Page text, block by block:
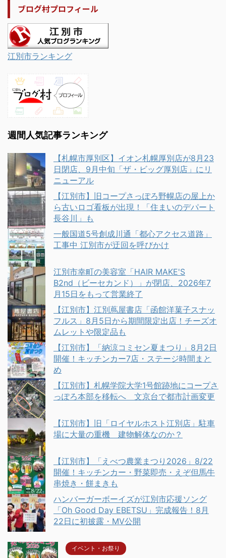
ブログ村プロフィール
江別市ランキング
週間人気記事ランキング
【札幌市厚別区】イオン札幌厚別店が8月23
日閉店、9月中旬「ザ・ビッグ厚別店」にリ
ニューアル
【江別市】旧コープさっぽろ野幌店の屋上か
ら古いロゴ看板が出現！「住まいのデパート
長谷川」も
一般国道5号創成川通「都心アクセス道路」
工事中 江別市が迂回を呼びかけ
江別市幸町の美容室「HAIR MAKE'S
B2nd（ビーセカンド）」が閉店、2026年7
月15日をもって営業終了
【江別市】江別蔦屋書店「函館洋菓子スナッ
フルス」8月5日から期間限定出店！チーズオ
ムレットや限定品も
【江別市】「納涼コミセン夏まつり」8月2日
開催！キッチンカー7店・ステージ時間まと
め
【江別市】札幌学院大学1号館跡地にコープさ
っぽろ本部を移転へ 文京台で都市計画変更
【江別市】旧「ロイヤルホスト江別店」駐車
場に大量の重機 建物解体なのか？
【江別市】「えべつ農業まつり2026」8/22
開催！キッチンカー・野菜即売・えぞ但馬牛
串焼き・餅まきも
ハンバーガーボーイズが江別市応援ソング
「Oh Good Day EBETSU」完成報告！8月
22日に初披露・MV公開
イベント・お祭り